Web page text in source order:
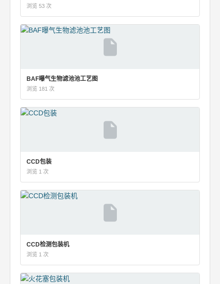
浏览 53 次
BAF曝气生物滤池池工艺图
浏览 181 次
CCD包装
浏览 1 次
CCD检测包装机
浏览 1 次